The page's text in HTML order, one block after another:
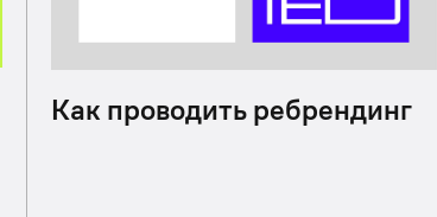
Как проводить ребрендинг